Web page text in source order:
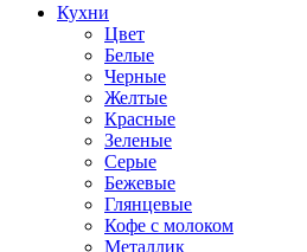
Кухни
Цвет
Белые
Черные
Желтые
Красные
Зеленые
Серые
Бежевые
Глянцевые
Кофе с молоком
Металлик